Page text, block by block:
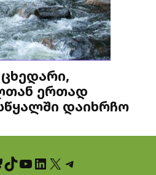
ერთად
დაიხრჩო
TikTok YouTube LinkedIn X Telegram